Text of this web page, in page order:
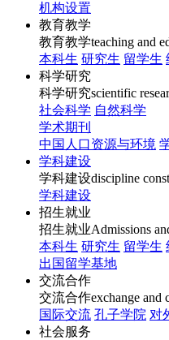
机构设置
教育教学
教育教学teaching and
本科生 研究生 留学生
科学研究
科学研究scientific
社会科学 自然科学
学术期刊
中国人口资源与环境
学科建设
学科建设discipline
学科建设
招生就业
招生就业Admissions
本科生 研究生 留学生
出国留学基地
交流合作
交流合作exchange and
国际交流 孔子学院 对
社会服务